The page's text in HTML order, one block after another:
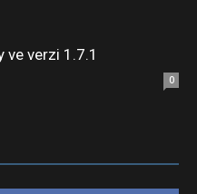
ve verzi 1.7.1
0